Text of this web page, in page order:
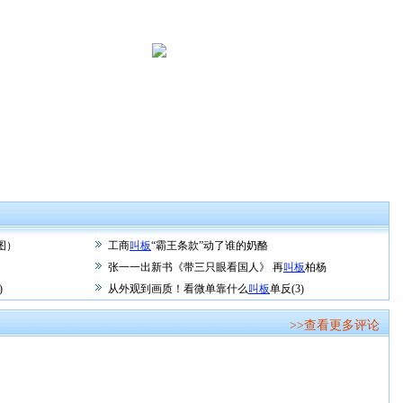
工商叫板“霸王条款”动了谁的奶酪
张一一出新书《带三只眼看国人》 再叫板柏杨
从外观到画质！看微单靠什么叫板单反(3)
>>查看更多评论